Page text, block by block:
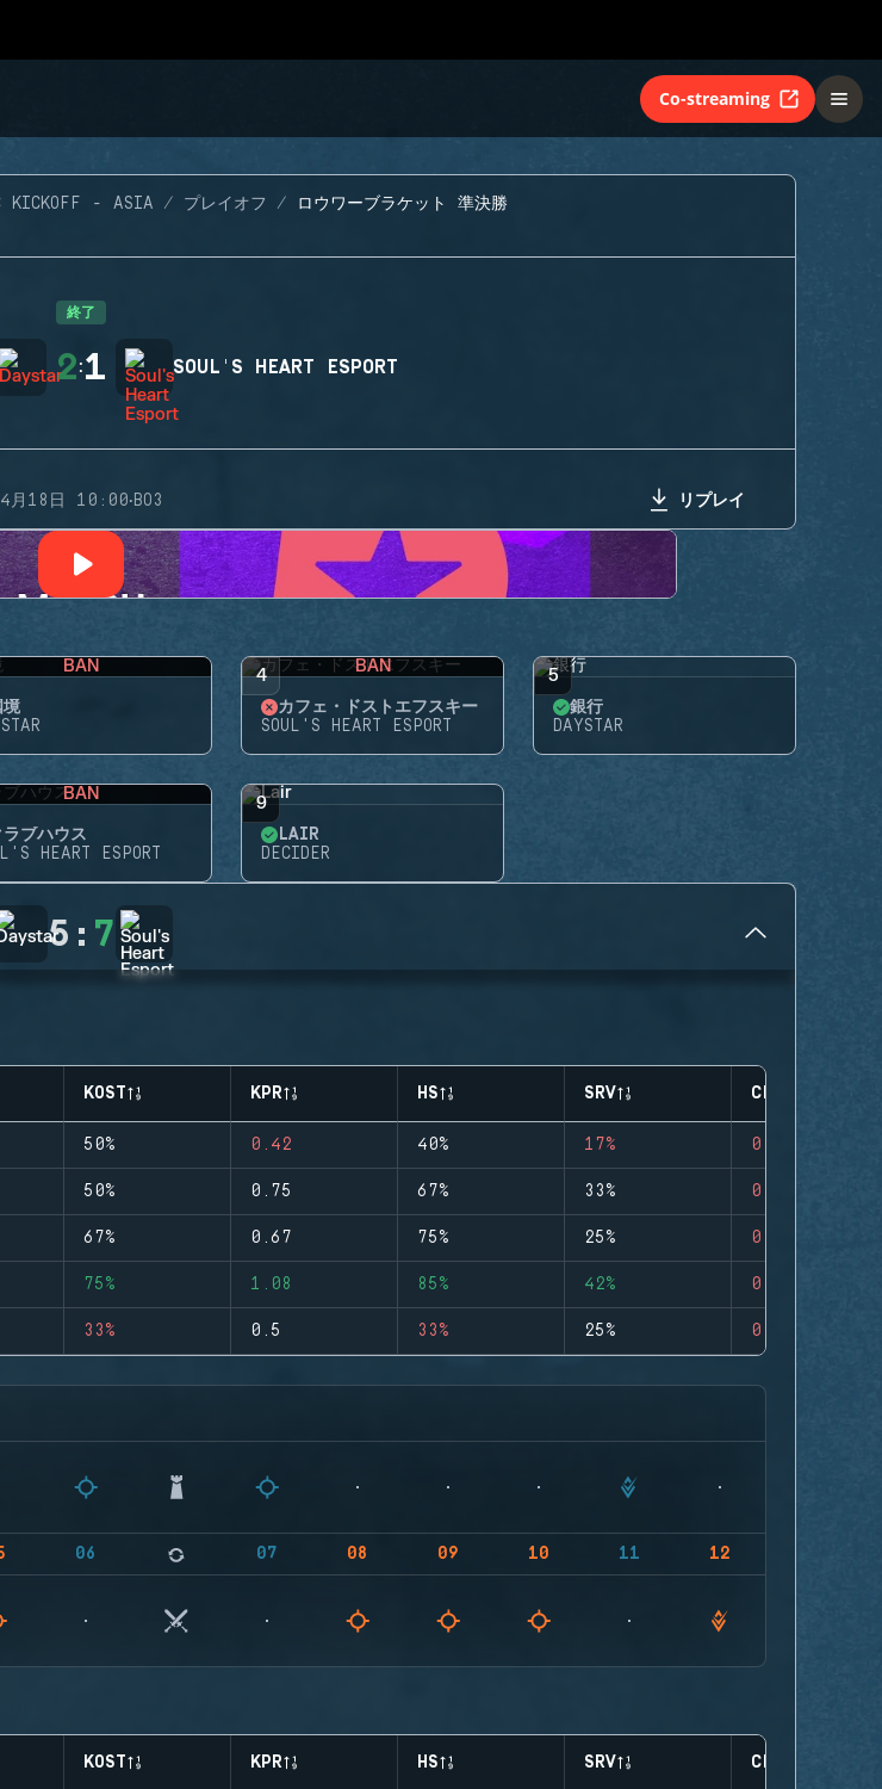
Co-streaming
KICKOFF - ASIA プレイオフ ロウワーブラケット 準決勝
終了
2:1 SOUL'S HEART ESPORT
4月18日 10:00·BO3 リプレイ
BAN
境
4 BAN
カフェ・ドストエフスキー
SOUL'S HEART ESPORT
5
銀行
DAYSTAR
BAN
ブハウス
HEART ESPORT
9
LAIR
DECIDER
5 : 7
KOST KPR HS SRV CLUTCHES
50% 0.42 40% 17% 0
50% 0.75 67% 33% 0
67% 0.67 75% 25% 0
75% 1.08 85% 42% 0
33% 0.5 33% 25% 0
06 07 08 09 10 11 12
KOST KPR HS SRV CLUTCHES